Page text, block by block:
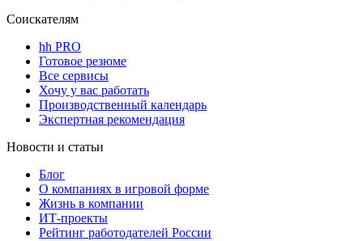
Соискателям
hh PRO
Готовое резюме
Все сервисы
Хочу у вас работать
Производственный календарь
Экспертная рекомендация
Новости и статьи
Блог
О компаниях в игровой форме
Жизнь в компании
ИТ-проекты
Рейтинг работодателей России